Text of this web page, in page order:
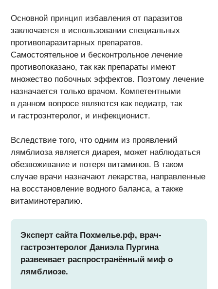
Основной принцип избавления от паразитов
заключается в использовании специальных
противопаразитарных препаратов.
Самостоятельное и бесконтрольное лечение
противопоказано, так как препараты имеют
множество побочных эффектов. Поэтому лечение
назначается только врачом. Компетентными
в данном вопросе являются как педиатр, так
и гастроэнтеролог, и инфекционист.
Вследствие того, что одним из проявлений
лямблиоза является диарея, может наблюдаться
обезвоживание и потеря витаминов. В таком
случае врачи назначают лекарства, направленные
на восстановление водного баланса, а также
витаминотерапию.
Эксперт сайта Похмелье.рф, врач-
гастроэнтеролог Даниэла Пургина
развеивает распространённый миф о
лямблиозе.